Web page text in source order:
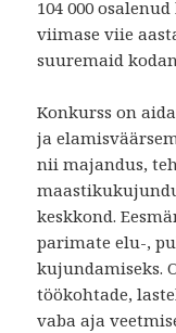
104 000
viimase viie
suuremaid
Konkurss on
ja
nii majandus,
keskkond.
parimate elu-,
kujundamiseks.
töökohtade,
vaba aja